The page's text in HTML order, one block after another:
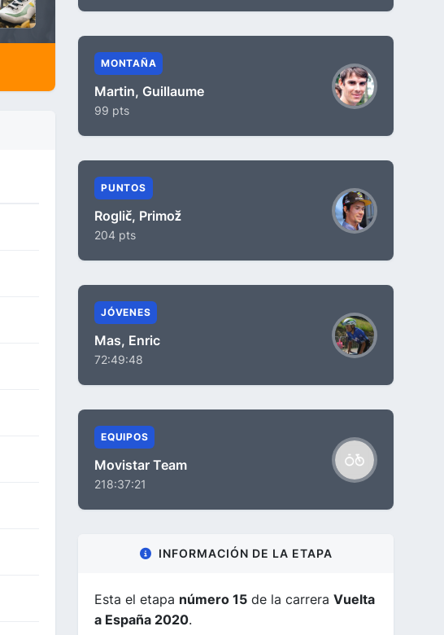
MONTAÑA
Martin, Guillaume
99 pts
PUNTOS
Roglič, Primož
204 pts
JÓVENES
Mas, Enric
72:49:48
EQUIPOS
Movistar Team
218:37:21
INFORMACIÓN DE LA ETAPA
Esta el etapa número 15 de la carrera Vuelta
a España 2020.